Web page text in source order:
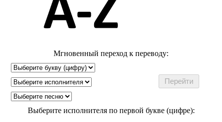
Мгновенный переход к переводу:
Выберите исполнителя по первой букве (цифре):